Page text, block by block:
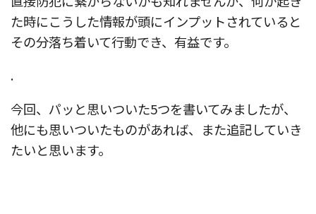
た時にこうした情報が頭にインプットされていると
その分落ち着いて行動でき、有益です。
.
今回、パッと思いついた5つを書いてみましたが、
他にも思いついたものがあれば、また追記していき
たいと思います。